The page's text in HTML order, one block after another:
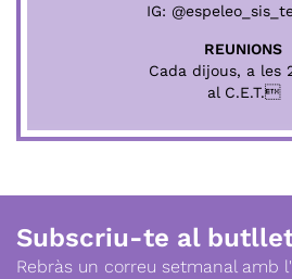
IG:
REUNIONS
Cada dijous, a les
al C.E.T.
Subscriu-te al
Rebràs un correu setmanal amb